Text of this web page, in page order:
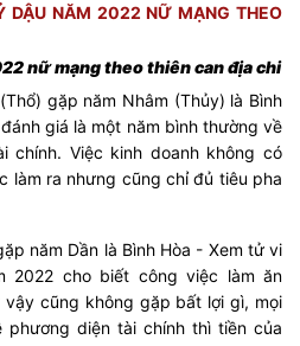
DẬU NĂM 2022 NỮ MẠNG THEO
nữ mạng theo thiên can địa chi
gặp năm Nhâm (Thủy) là Bình
giá là một năm bình thường về
chính. Việc kinh doanh không có
làm ra nhưng cũng chỉ đủ tiêu pha
năm Dần là Bình Hòa - Xem tử vi
2022 cho biết công việc làm ăn
cũng không gặp bất lợi gì, mọi
phương diện tài chính thì tiền của